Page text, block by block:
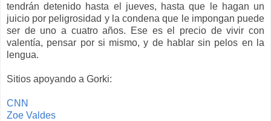
tendrán detenido hasta el jueves, hasta que le hagan un
juicio por peligrosidad y la condena que le impongan puede
ser de uno a cuatro años. Ese es el precio de vivir con
valentía, pensar por si mismo, y de hablar sin pelos en la
lengua.
Sitios apoyando a Gorki:
CNN
Zoe Valdes